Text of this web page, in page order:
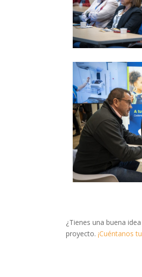
¿Tienes una buena
proyecto.¡Cuéntanos